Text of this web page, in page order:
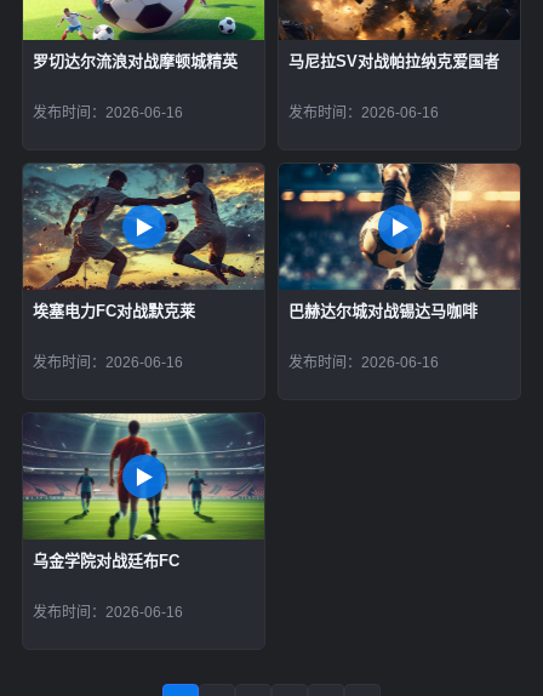
罗切达尔流浪对战摩顿城精英
发布时间：2026-06-16
马尼拉SV对战帕拉纳克爱国者
发布时间：2026-06-16
埃塞电力FC对战默克莱
发布时间：2026-06-16
巴赫达尔城对战锡达马咖啡
发布时间：2026-06-16
乌金学院对战廷布FC
发布时间：2026-06-16